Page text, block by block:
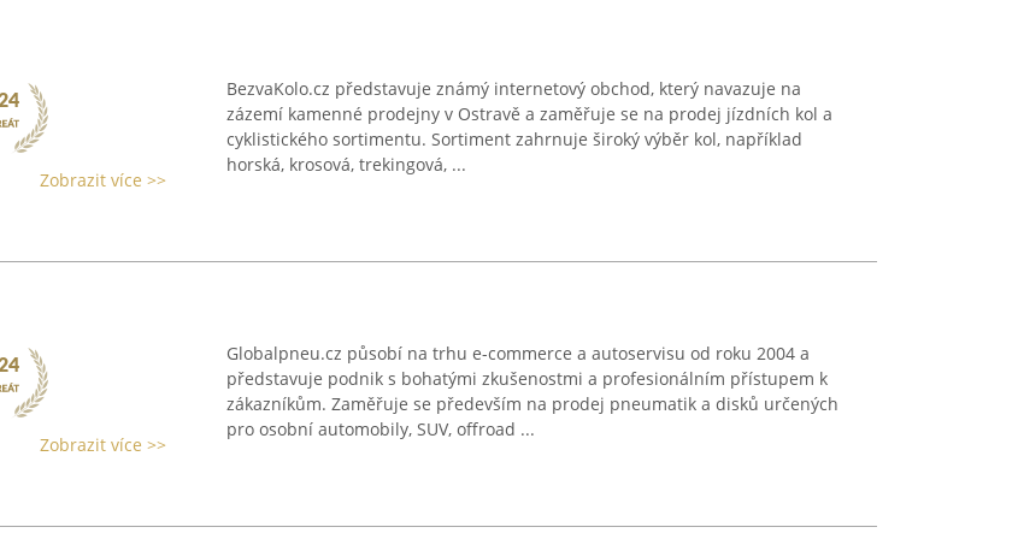
Zobrazit více >>
BezvaKolo.cz představuje známý internetový obchod, který navazuje na
zázemí kamenné prodejny v Ostravě a zaměřuje se na prodej jízdních kol a
cyklistického sortimentu. Sortiment zahrnuje široký výběr kol, například
horská, krosová, trekingová, ...
Zobrazit více >>
Globalpneu.cz působí na trhu e-commerce a autoservisu od roku 2004 a
představuje podnik s bohatými zkušenostmi a profesionálním přístupem k
zákazníkům. Zaměřuje se především na prodej pneumatik a disků určených
pro osobní automobily, SUV, offroad ...